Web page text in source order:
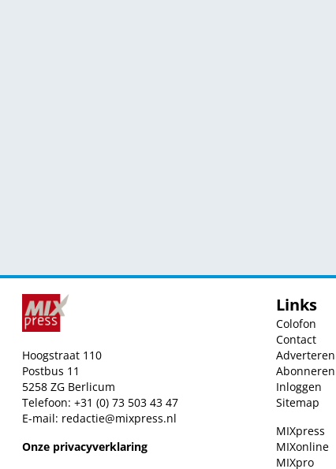
Hoogstraat 110
Postbus 11
5258 ZG Berlicum
Telefoon: +31 (0) 73 503 43 47
E-mail: redactie@mixpress.nl
Onze privacyverklaring
Links
Colofon
Contact
Adverteren
Abonneren
Inloggen
Sitemap
MIXpress
MIXonline
MIXpro